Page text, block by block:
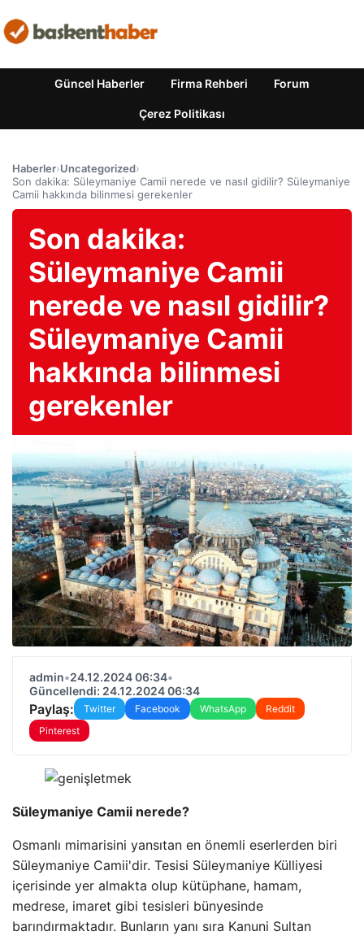
Güncel Haberler Firma Rehberi Forum
Çerez Politikası
Haberler›Uncategorized›
Son dakika: Süleymaniye Camii nerede ve nasıl gidilir? Süleymaniye
Camii hakkında bilinmesi gerekenler
Son dakika:
Süleymaniye Camii
nerede ve nasıl gidilir?
Süleymaniye Camii
hakkında bilinmesi
gerekenler
admin•24.12.2024 06:34•
Güncellendi: 24.12.2024 06:34
Paylaş: Twitter Facebook WhatsApp
Reddit
Pinterest
Süleymaniye Camii nerede?
Osmanlı mimarisini yansıtan en önemli eserlerden biri
Süleymaniye Camii'dir. Tesisi Süleymaniye Külliyesi
içerisinde yer almakta olup kütüphane, hamam,
medrese, imaret gibi tesisleri bünyesinde
barındırmaktadır. Bunların yanı sıra Kanuni Sultan